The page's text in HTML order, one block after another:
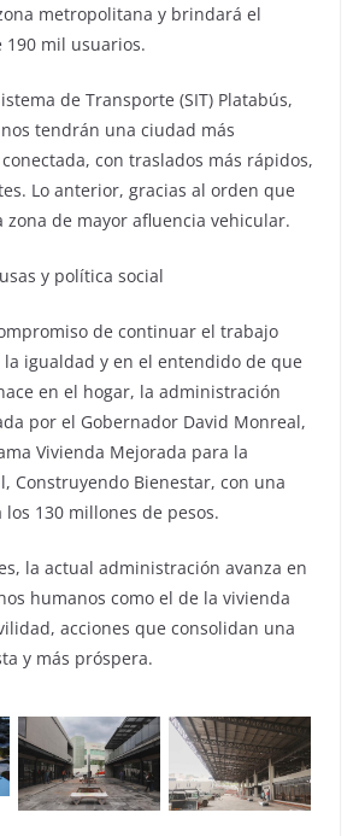
metropolitana y brindará el
190 mil usuarios.
de Transporte (SIT) Platabús,
tendrán una ciudad más
con traslados más rápidos,
Lo anterior, gracias al orden que
zona de mayor afluencia vehicular.
y política social
de continuar el trabajo
igualdad y en el entendido de que
en el hogar, la administración
por el Gobernador David Monreal,
Vivienda Mejorada para la
Construyendo Bienestar, con una
130 millones de pesos.
la actual administración avanza en
humanos como el de la vivienda
acciones que consolidan una
y más próspera.